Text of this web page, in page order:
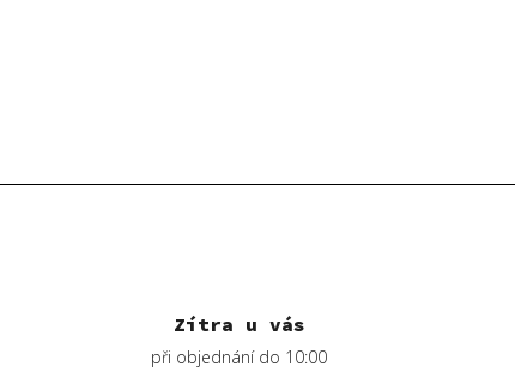
Zítra u vás
při objednání do 10:00